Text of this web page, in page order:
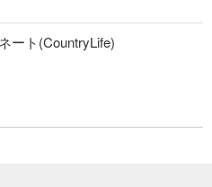
ート(CountryLife)